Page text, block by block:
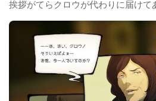
挨拶がてらクロウが代わりに届けて